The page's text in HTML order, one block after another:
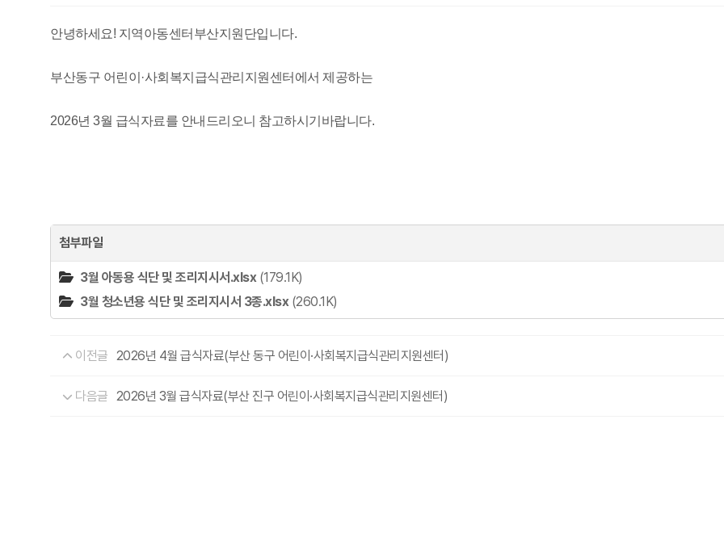
안녕하세요! 지역아동센터부산지원단입니다.
부산동구 어린이·사회복지급식관리지원센터에서 제공하는
2026년 3월 급식자료를 안내드리오니 참고하시기바랍니다.
첨부파일
3월 아동용 식단 및 조리지시서.xlsx(179.1K)
3월 청소년용 식단 및 조리지시서 3종.xlsx(260.1K)
이전글 2026년 4월 급식자료(부산 동구 어린이·사회복지급식관리지원센터)
다음글 2026년 3월 급식자료(부산 진구 어린이·사회복지급식관리지원센터)